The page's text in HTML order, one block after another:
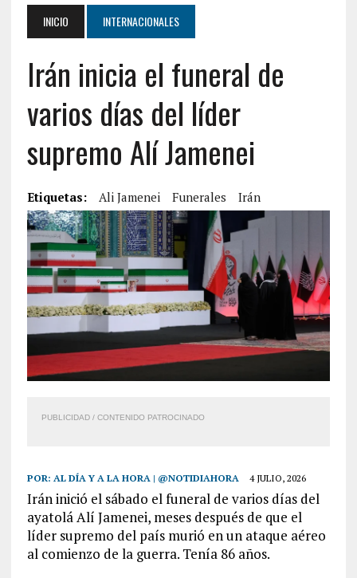
INICIO INTERNACIONALES
Irán inicia el funeral de
varios días del líder
supremo Alí Jamenei
Etiquetas: Ali Jamenei Funerales Irán
PUBLICIDAD / CONTENIDO PATROCINADO
POR: AL DÍA Y A LA HORA | @NOTIDIAHORA 4 JULIO, 2026
Irán inició el sábado el funeral de varios días del
ayatolá Alí Jamenei, meses después de que el
líder supremo del país murió en un ataque aéreo
al comienzo de la guerra. Tenía 86 años.